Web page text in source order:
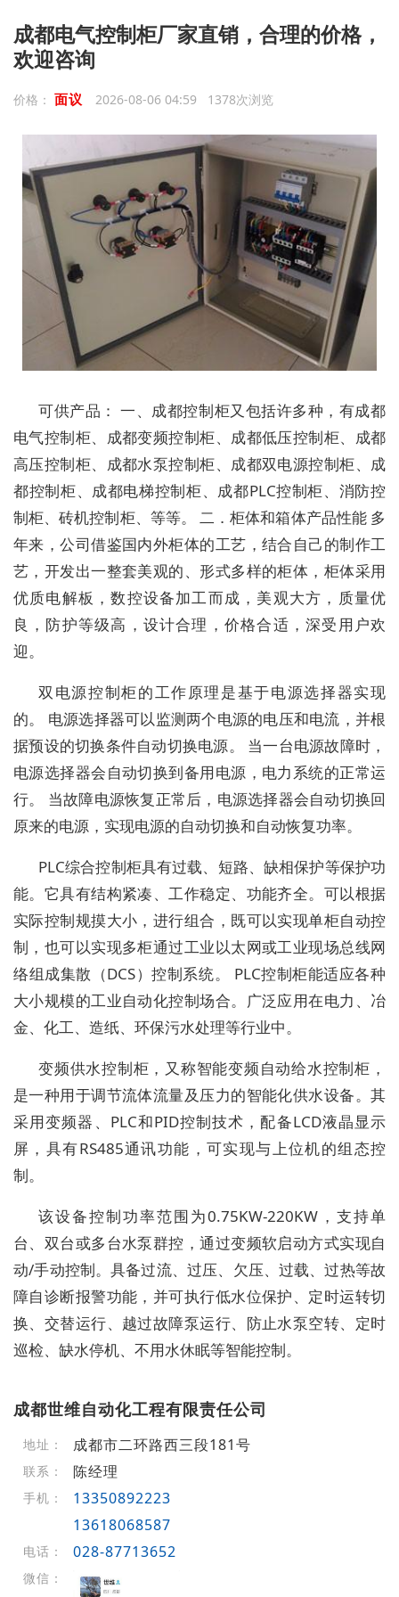
成都电气控制柜厂家直销，合理的价格，
欢迎咨询
价格： 面议 2026-08-06 04:59 1378次浏览
可供产品： 一、成都控制柜又包括许多种，有成都
电气控制柜、成都变频控制柜、成都低压控制柜、成都
高压控制柜、成都水泵控制柜、成都双电源控制柜、成
都控制柜、成都电梯控制柜、成都PLC控制柜、消防控
制柜、砖机控制柜、等等。 二．柜体和箱体产品性能 多
年来，公司借鉴国内外柜体的工艺，结合自己的制作工
艺，开发出一整套美观的、形式多样的柜体，柜体采用
优质电解板，数控设备加工而成，美观大方，质量优
良，防护等级高，设计合理，价格合适，深受用户欢
迎。
双电源控制柜的工作原理是基于电源选择器实现
的。 电源选择器可以监测两个电源的电压和电流，并根
据预设的切换条件自动切换电源。 当一台电源故障时，
电源选择器会自动切换到备用电源，电力系统的正常运
行。 当故障电源恢复正常后，电源选择器会自动切换回
原来的电源，实现电源的自动切换和自动恢复功率。
PLC综合控制柜具有过载、短路、缺相保护等保护功
能。它具有结构紧凑、工作稳定、功能齐全。可以根据
实际控制规摸大小，进行组合，既可以实现单柜自动控
制，也可以实现多柜通过工业以太网或工业现场总线网
络组成集散（DCS）控制系统。 PLC控制柜能适应各种
大小规模的工业自动化控制场合。广泛应用在电力、冶
金、化工、造纸、环保污水处理等行业中。
变频供水控制柜，又称智能变频自动给水控制柜，
是一种用于调节流体流量及压力的智能化供水设备。其
采用变频器、PLC和PID控制技术，配备LCD液晶显示
屏，具有RS485通讯功能，可实现与上位机的组态控
制。
该设备控制功率范围为0.75KW-220KW，支持单
台、双台或多台水泵群控，通过变频软启动方式实现自
动/手动控制。具备过流、过压、欠压、过载、过热等故
障自诊断报警功能，并可执行低水位保护、定时运转切
换、交替运行、越过故障泵运行、防止水泵空转、定时
巡检、缺水停机、不用水休眠等智能控制。
成都世维自动化工程有限责任公司
地址： 成都市二环路西三段181号
联系： 陈经理
手机：
13350892223
13618068587
电话： 028-87713652
微信：